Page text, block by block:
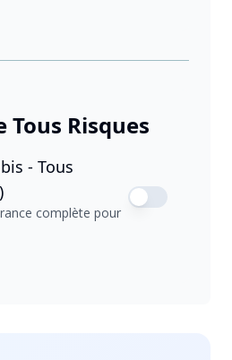
Tous Risques
- Tous
complète pour